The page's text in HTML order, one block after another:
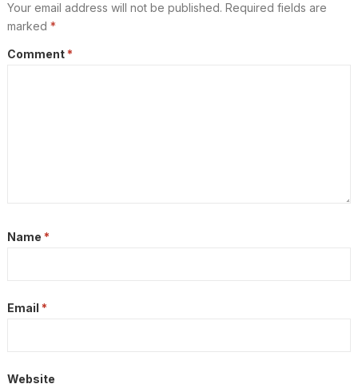
Your email address will not be published. Required fields are
marked *
Comment *
Name *
Email *
Website